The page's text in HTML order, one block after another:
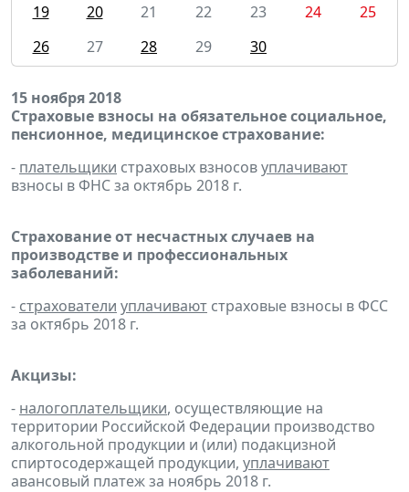
19
20 21 22 23 24
25
26
27 28 29 30
15 ноября 2018
Страховые взносы на обязательное социальное,
пенсионное, медицинское страхование:
- плательщики страховых взносовуплачивают
взносы в ФНС за октябрь 2018 г.
Страхование от несчастных случаев на
производстве и профессиональных
заболеваний:
- страхователи уплачивают страховые взносы в ФСС
за октябрь 2018 г.
Акцизы:
- налогоплательщики, осуществляющие на
территории Российской Федерации производство
алкогольной продукции и (или) подакцизной
спиртосодержащей продукции, уплачивают
авансовый платеж за ноябрь 2018 г.